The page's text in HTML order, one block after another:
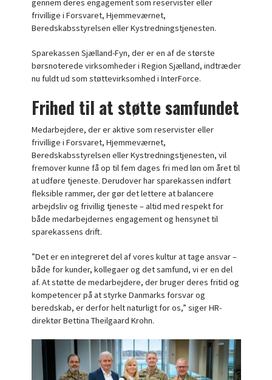
gennem deres engagement som reservister eller
frivillige i Forsvaret, Hjemmeværnet,
Beredskabsstyrelsen eller Kystredningstjenesten.
Sparekassen Sjælland-Fyn, der er en af de største
børsnoterede virksomheder i Region Sjælland, indtræder
nu fuldt ud som støttevirksomhed i InterForce.
Frihed til at støtte samfundet
Medarbejdere, der er aktive som reservister eller
frivillige i Forsvaret, Hjemmeværnet,
Beredskabsstyrelsen eller Kystredningstjenesten, vil
fremover kunne få op til fem dages fri med løn om året til
at udføre tjeneste. Derudover har sparekassen indført
fleksible rammer, der gør det lettere at balancere
arbejdsliv og frivillig tjeneste – altid med respekt for
både medarbejdernes engagement og hensynet til
sparekassens drift.
”Det er en integreret del af vores kultur at tage ansvar –
både for kunder, kollegaer og det samfund, vi er en del
af. At støtte de medarbejdere, der bruger deres fritid og
kompetencer på at styrke Danmarks forsvar og
beredskab, er derfor helt naturligt for os,” siger HR-
direktør Bettina Theilgaard Krohn.